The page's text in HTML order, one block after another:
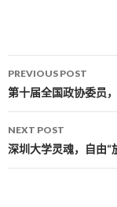
Post
PREVIOUS POST
第十届全国政协委员
NEXT POST
深圳大学灵魂，自由